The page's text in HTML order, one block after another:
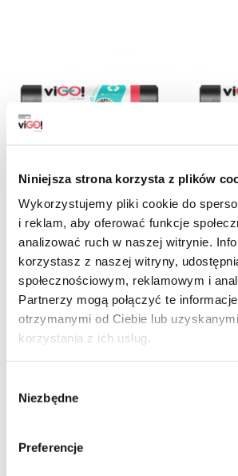
Niniejsza strona korzysta z plików
Wykorzystujemy pliki cookie do
i reklam, aby oferować funkcje
analizować ruch w naszej witrynie.
korzystasz z naszej witryny,
społecznościowym, reklamowym i
Partnerzy mogą połączyć te
otrzymanymi od Ciebie lub
korzystania z ich usług.
zgody
Niezbędne
Preferencje
7725135
viGO! Eco Bags LD met tape, zwart
schutblad 35L, 30 stuks
11,99 zł
viGO! Eco
schutblad
11,99 zł
LD Interleave Bags-bet op de